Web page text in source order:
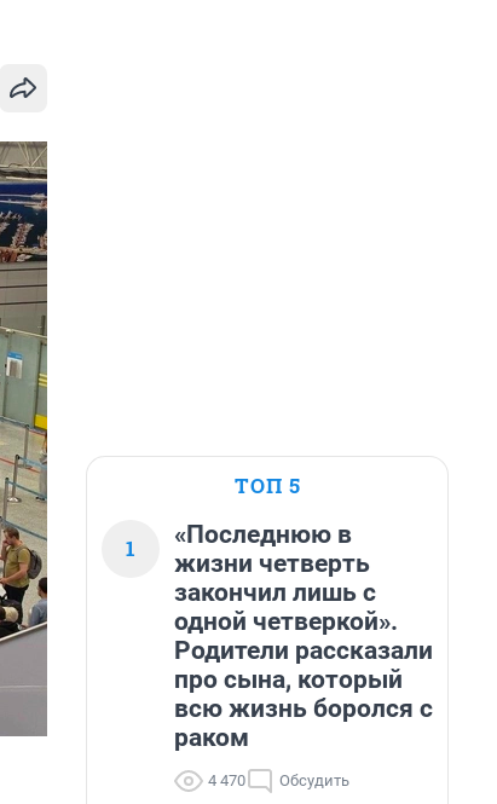
ТОП 5
1
«Последнюю в
жизни четверть
закончил лишь с
одной четверкой».
Родители рассказали
про сына, который
всю жизнь боролся с
раком
4 470 Обсудить